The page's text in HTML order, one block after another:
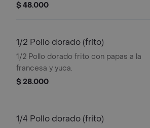
$ 48.000
1/2 Pollo dorado (frito)
1/2 Pollo dorado frito con papas a la
francesa y yuca.
$ 28.000
1/4 Pollo dorado (frito)